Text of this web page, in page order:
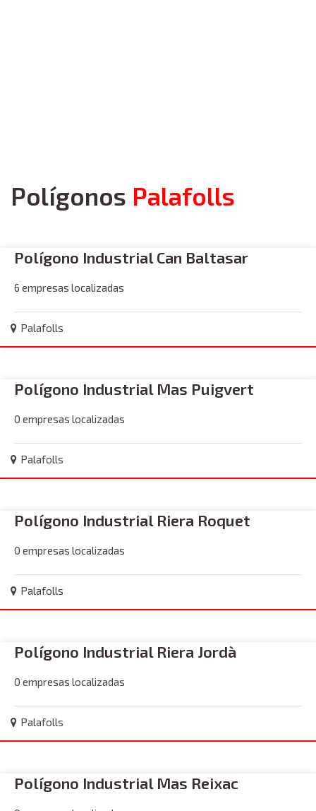
Polígonos Palafolls
Polígono Industrial Can Baltasar
6 empresas localizadas
Palafolls
Polígono Industrial Mas Puigvert
0 empresas localizadas
Palafolls
Polígono Industrial Riera Roquet
0 empresas localizadas
Palafolls
Polígono Industrial Riera Jordà
0 empresas localizadas
Palafolls
Polígono Industrial Mas Reixac